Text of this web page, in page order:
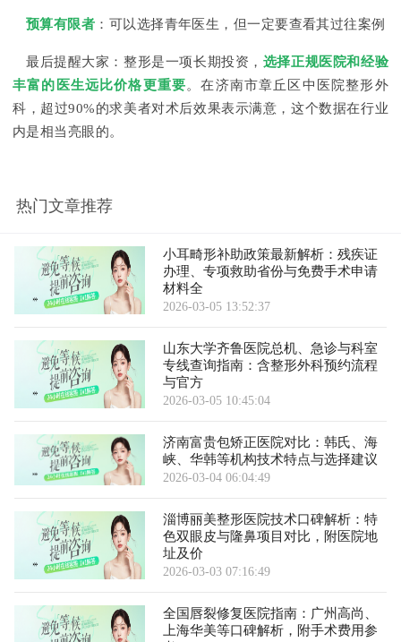
预算有限者 ：可以选择青年医生，但一定要查看其过往案例
最后提醒大家：整形是一项长期投资， 选择正规医院和经验
丰富的医生远比价格更重要。在济南市章丘区中医院整形外
科，超过90%的求美者对术后效果表示满意，这个数据在行业
内是相当亮眼的。
热门文章推荐
小耳畸形补助政策最新解析：残疾证
办理、专项救助省份与免费手术申请
材料全
2026-03-05 13:52:37
山东大学齐鲁医院总机、急诊与科室
专线查询指南：含整形外科预约流程
与官方
2026-03-05 10:45:04
济南富贵包矫正医院对比：韩氏、海
峡、华韩等机构技术特点与选择建议
2026-03-04 06:04:49
淄博丽美整形医院技术口碑解析：特
色双眼皮与隆鼻项目对比，附医院地
址及价
2026-03-03 07:16:49
全国唇裂修复医院指南：广州高尚、
上海华美等口碑解析，附手术费用参